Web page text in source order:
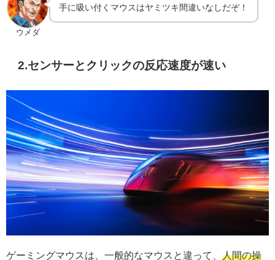
ウメダ
手に吸い付くマウスはヤミツキ間違いなしだぞ！
2.センサーとクリックの反応速度が速い
ゲーミングマウスは、一般的なマウスと違って、 人間の操